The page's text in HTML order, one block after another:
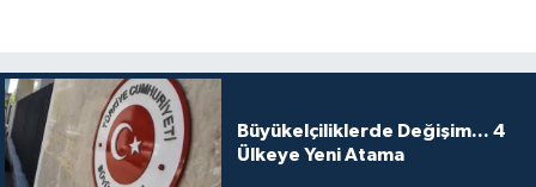
Büyükelçiliklerde Değişim... 4
Ülkeye Yeni Atama